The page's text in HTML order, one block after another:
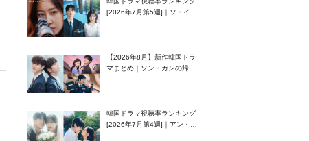
[2026年7月第5週]｜ソ・イン
【2026年8月】新作韓国ドラ
マまとめ｜ソン・ガンの帰
韓国ドラマ視聴率ランキング
[2026年7月第4週]｜アン・ヒ